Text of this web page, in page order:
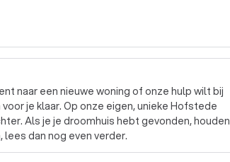
naar een nieuwe woning of onze hulp wilt bij
je klaar. Op onze eigen, unieke Hofstede
Als je je droomhuis hebt gevonden, houden
lees dan nog even verder.